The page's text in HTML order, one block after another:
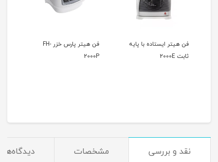
فن هیتر ایستاده با پایه
ثابت 2000E
فن هیتر پارس خزر FH-
2000P
نقد و بررسی مشخصات دیدگاه‌ها